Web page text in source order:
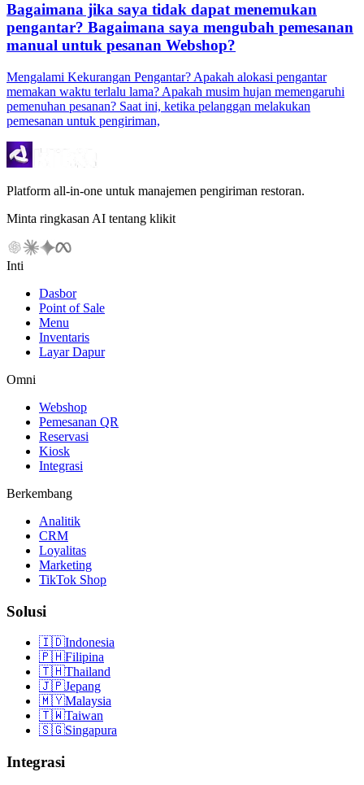
Bagaimana jika saya tidak dapat menemukan
pengantar? Bagaimana saya mengubah pemesanan
manual untuk pesanan Webshop?
Mengalami Kekurangan Pengantar? Apakah alokasi pengantar
memakan waktu terlalu lama? Apakah musim hujan memengaruhi
pemenuhan pesanan? Saat ini, ketika pelanggan melakukan
pemesanan untuk pengiriman,
Platform all-in-one untuk manajemen pengiriman restoran.
Minta ringkasan AI tentang klikit
Inti
Dasbor
Point of Sale
Menu
Inventaris
Layar Dapur
Omni
Webshop
Pemesanan QR
Reservasi
Kiosk
Integrasi
Berkembang
Analitik
CRM
Loyalitas
Marketing
TikTok Shop
Solusi
🇮🇩Indonesia
🇵🇭Filipina
🇹🇭Thailand
🇯🇵Jepang
🇲🇾Malaysia
🇹🇼Taiwan
🇸🇬Singapura
Integrasi